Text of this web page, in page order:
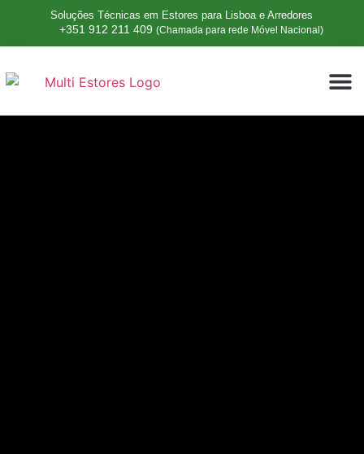
Soluções Técnicas em Estores para Lisboa e Arredores
+351 912 211 409 (Chamada para rede Móvel Nacional)